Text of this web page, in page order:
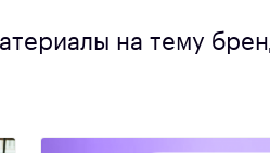
на тему